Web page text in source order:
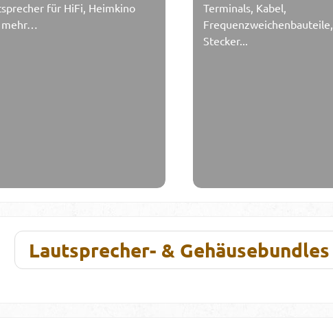
für HiFi, Heimkino
mehr…
Terminals, Kabel,
Frequenzweichenbauteile,
Stecker...
Lautsprecher- & Gehäusebundles